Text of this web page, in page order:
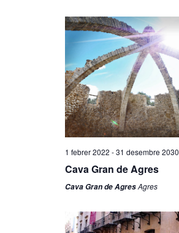
1 febrer 2022 -31 desembre 2030
Cava Gran de Agres
Cava Gran de AgresAgres